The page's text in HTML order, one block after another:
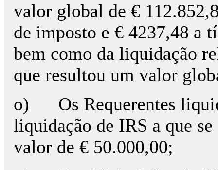
valor global de €
de imposto e € 4237,48 a
bem como da liquidação
que resultou um valor
o) Os Requerentes
liquidação de IRS a que
valor de € 50.000,00;